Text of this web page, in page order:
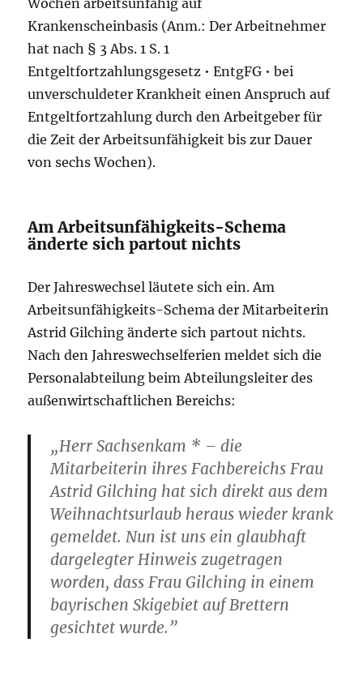
Krankenscheinbasis (Anm.: Der Arbeitnehmer
hat nach § 3 Abs. 1 S. 1
Entgeltfortzahlungsgesetz • EntgFG • bei
unverschuldeter Krankheit einen Anspruch auf
Entgeltfortzahlung durch den Arbeitgeber für
die Zeit der Arbeitsunfähigkeit bis zur Dauer
von sechs Wochen).
Am Arbeitsunfähigkeits-Schema
änderte sich partout nichts
Der Jahreswechsel läutete sich ein. Am
Arbeitsunfähigkeits-Schema der Mitarbeiterin
Astrid Gilching änderte sich partout nichts.
Nach den Jahreswechselferien meldet sich die
Personalabteilung beim Abteilungsleiter des
außenwirtschaftlichen Bereichs:
„Herr Sachsenkam * – die
Mitarbeiterin ihres Fachbereichs Frau
Astrid Gilching hat sich direkt aus dem
Weihnachtsurlaub heraus wieder krank
gemeldet. Nun ist uns ein glaubhaft
dargelegter Hinweis zugetragen
worden, dass Frau Gilching in einem
bayrischen Skigebiet auf Brettern
gesichtet wurde.”